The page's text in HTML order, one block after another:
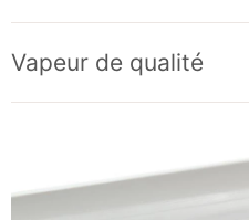
Vapeur de qualité